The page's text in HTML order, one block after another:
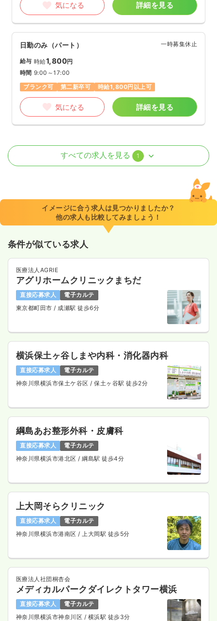
気になる 詳細を見る
日勤のみ（パート） 一時募集休止
給与 時給1,800円
時間 9:00～17:00
ブランク可
第二新卒可 時給1,800円以上可
気になる 詳細を見る
訪問看護 正看護師
9:00～17:00
オンコールあり
担当業務未経験可
ブランク可
新卒可 第二新卒可 時給1,900円以上可
気になる
すべての求人を見る 1
イメージに合う求人は見つかりましたか？
他の求人も比較してみましょう！
条件が似ている求人
医療法人AGRIE
アグリホームクリニックまちだ
直接応募求人
電子カルテ
東京都町田市 / 成瀬駅 徒歩6分
横浜保土ヶ谷しまや内科・消化器内科
直接応募求人
電子カルテ
神奈川県横浜市保土ケ谷区 / 保土ヶ谷駅 徒歩2分
綱島あお整形外科・皮膚科
直接応募求人
電子カルテ
神奈川県横浜市港北区 / 綱島駅 徒歩4分
上大岡そらクリニック
直接応募求人
電子カルテ
神奈川県横浜市港南区 / 上大岡駅 徒歩5分
医療法人社団桐杏会
メディカルパークダイレクトタワー横浜
直接応募求人
電子カルテ
神奈川県横浜市神奈川区 / 横浜駅 徒歩3分